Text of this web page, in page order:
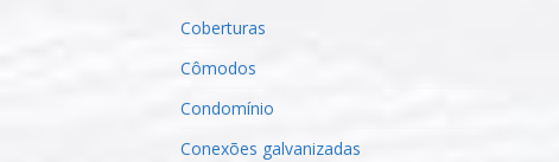
Coberturas
Cômodos
Condomínio
Conexões galvanizadas